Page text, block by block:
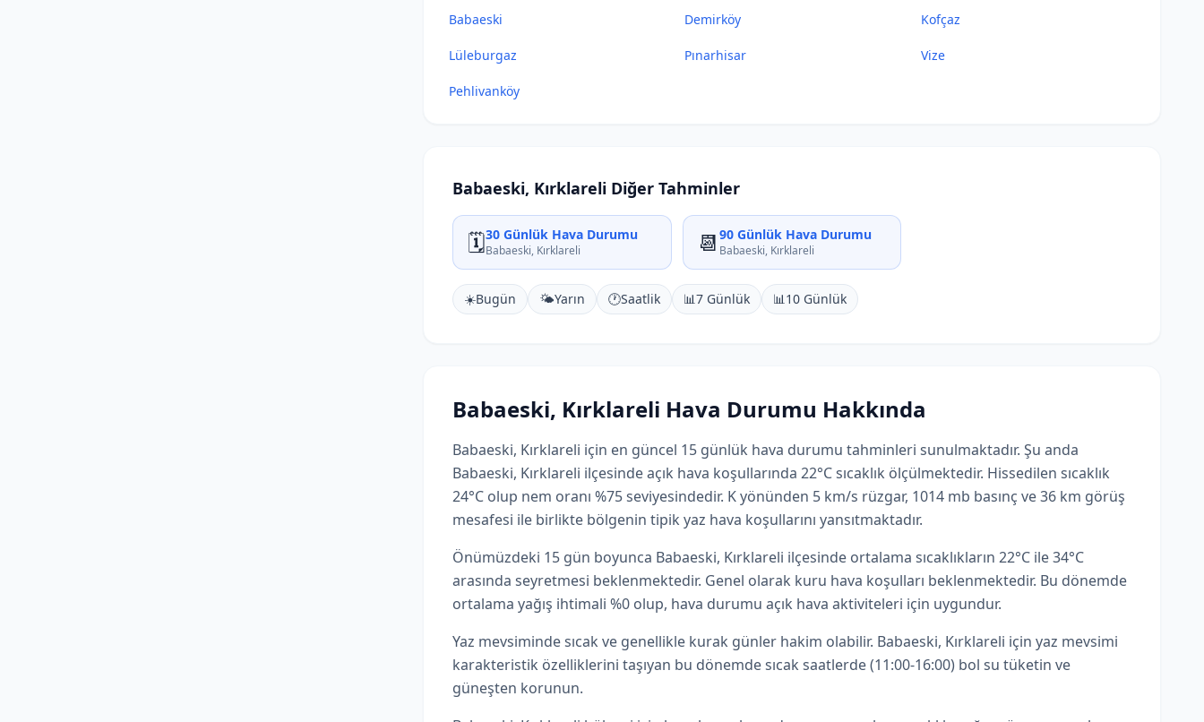
Babaeski Demirköy Kofçaz
Lüleburgaz Pınarhisar Vize
Pehlivanköy
Babaeski, Kırklareli Diğer Tahminler
🗓️30 Günlük Hava Durumu
Babaeski, Kırklareli 📆 90 Günlük Hava Durumu
Babaeski, Kırklareli
☀️Bugün 🌤️Yarın 🕐Saatlik 📊7 Günlük 📊10 Günlük
Babaeski, Kırklareli Hava Durumu Hakkında
Babaeski, Kırklareli için en güncel 15 günlük hava durumu tahminleri sunulmaktadır. Şu anda
Babaeski, Kırklareli ilçesinde açık hava koşullarında 22°C sıcaklık ölçülmektedir. Hissedilen sıcaklık
24°C olup nem oranı %75 seviyesindedir. K yönünden 5 km/s rüzgar, 1014 mb basınç ve 36 km görüş
mesafesi ile birlikte bölgenin tipik yaz hava koşullarını yansıtmaktadır.
Önümüzdeki 15 gün boyunca Babaeski, Kırklareli ilçesinde ortalama sıcaklıkların 22°C ile 34°C
arasında seyretmesi beklenmektedir. Genel olarak kuru hava koşulları beklenmektedir. Bu dönemde
ortalama yağış ihtimali %0 olup, hava durumu açık hava aktiviteleri için uygundur.
Yaz mevsiminde sıcak ve genellikle kurak günler hakim olabilir. Babaeski, Kırklareli için yaz mevsimi
karakteristik özelliklerini taşıyan bu dönemde sıcak saatlerde (11:00-16:00) bol su tüketin ve
güneşten korunun.